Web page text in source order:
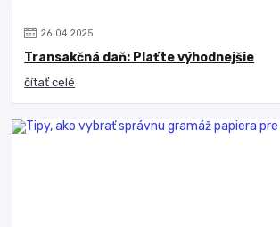
26.04.2025
Transakčná daň: Plaťte výhodnejšie
čítať celé